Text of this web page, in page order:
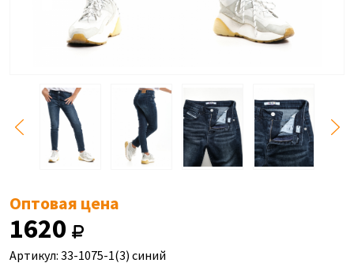
Оптовая цена
1620
Артикул: 33-1075-1(3) синий